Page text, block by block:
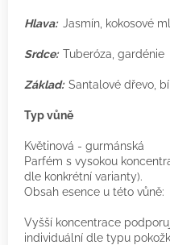
Hlava: Jasmín, kokosové
Srdce: Tuberóza, gardénie
Základ: Santalové dřevo,
Typ vůně
Květinová - gurmánská
Parfém s vysokou
dle konkrétní varianty).
Obsah esence u této vůně:
Vyšší koncentrace
individuální dle typu